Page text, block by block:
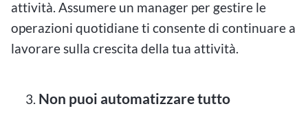
attività. Assumere un manager per gestire le
operazioni quotidiane ti consente di continuare a
lavorare sulla crescita della tua attività.
Non puoi automatizzare tutto